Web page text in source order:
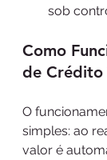
sob
Como
de Crédito
O
simples: ao
valor é